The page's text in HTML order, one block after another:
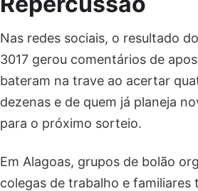
Nas redes sociais, o resultado
3017 gerou comentários de
bateram na trave ao acertar
dezenas e de quem já planeja
para o próximo sorteio.
Em Alagoas, grupos de bolão
colegas de trabalho e familiares